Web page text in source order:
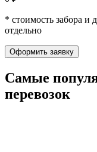
* стоимость забора и
отдельно
Оформить заявку
Самые
перевозок